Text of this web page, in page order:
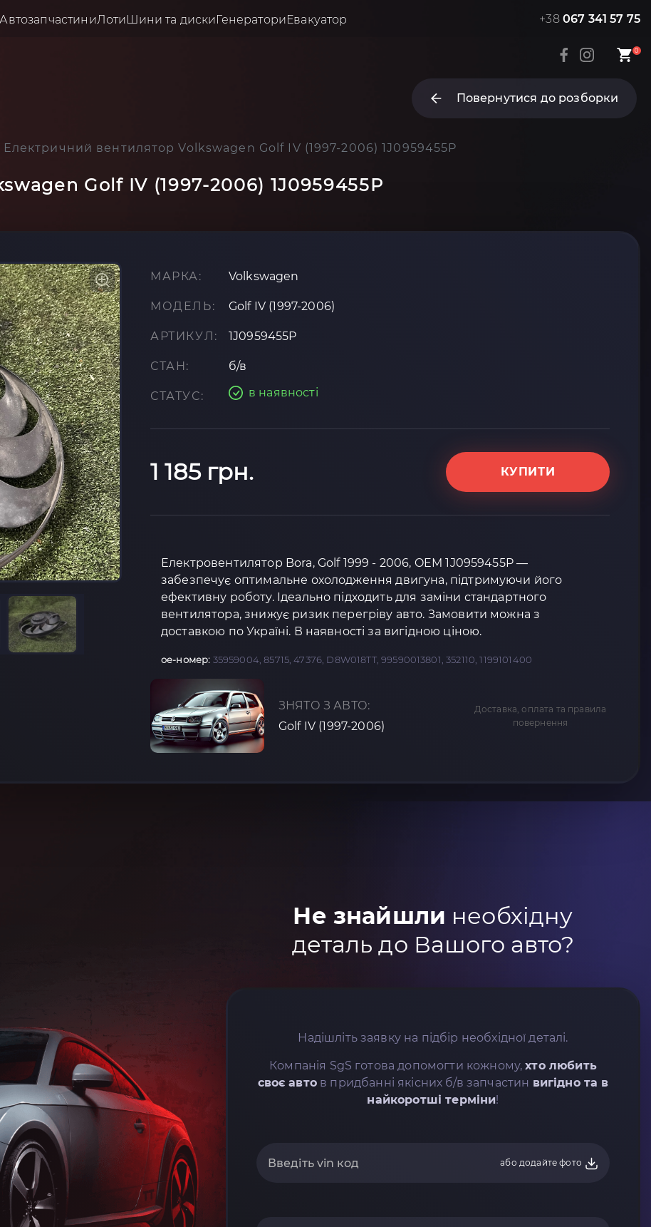
АвтозапчастиниЛотиШини та дискиГенераториЕвакуатор +38 067 341 57 75
0
Повернутися до розборки
Електричний вентилятор Volkswagen Golf IV (1997-2006) 1J0959455P
Golf IV (1997-2006) 1J0959455P
МАРКА: Volkswagen
МОДЕЛЬ: Golf IV (1997-2006)
АРТИКУЛ: 1J0959455P
СТАН: б/в
СТАТУС: в наявності
1 185 грн. КУПИТИ
Електровентилятор Bora, Golf 1999 - 2006, OEM 1J0959455P —
забезпечує оптимальне охолодження двигуна, підтримуючи його
ефективну роботу. Ідеально підходить для заміни стандартного
вентилятора, знижує ризик перегріву авто. Замовити можна з
доставкою по Україні. В наявності за вигідною ціною.
oe-номер: 35959004, 85715, 47376, D8W018TT, 99590013801, 352110, 1199101400
ЗНЯТО З АВТО:
Golf IV (1997-2006)
Доставка, оплата та правила
повернення
Не знайшли необхідну
деталь до Вашого авто?
Надішліть заявку на підбір необхідної деталі.
Компанія SgS готова допомогти кожному,хто любить
своє автов придбанні якісних б/в запчастин вигідно та в
найкоротші терміни!
або додайте фото